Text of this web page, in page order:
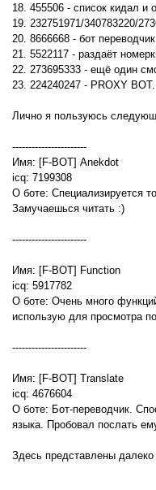
18. 455506 - список кидал и
19. 232751971/340783220/
20. 8666668 - бот
21. 5522117 - раздаёт
22. 273695333 - ещё один
23. 224240247 - PROXY BOT.
Лично я пользуюсь
-----------------------
Имя: [F-BOT] Anekdot
icq: 7199308
О боте: Специализируется
Замучаешься читать :)
-----------------------
Имя: [F-BOT] Function
icq: 5917782
О боте: Очень много
использую для просмотра
-----------------------
Имя: [F-BOT] Translate
icq: 4676604
О боте: Бот-переводчик.
языка. Пробовал послать
Здесь представлены